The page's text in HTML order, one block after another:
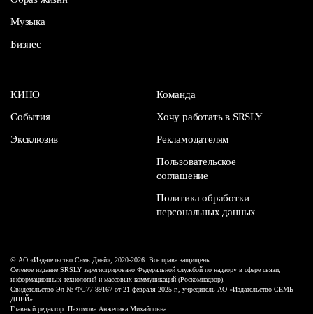
Музыка
Бизнес
КИНО
События
Эксклюзив
Команда
Хочу работать в SRSLY
Рекламодателям
Пользовательское
соглашение
Политика обработки
персональных данных
© АО «Издательство Семь Дней», 2020-2026. Все права защищены.
Сетевое издание SRSLY зарегистрировано Федеральной службой по надзору в сфере связи,
информационных технологий и массовых коммуникаций (Роскомнадзор).
Свидетельство Эл № ФС77-89167 от 21 февраля 2025 г., учредитель АО «Издательство СЕМЬ
ДНЕЙ».
Главный редактор: Пахомова Анжелика Михайловна